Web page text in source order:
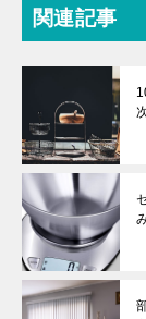
関連記事